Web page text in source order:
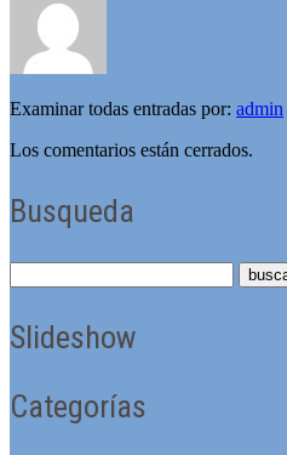
Examinar todas entradas por: admin
Los comentarios están cerrados.
Busqueda
Slideshow
Categorías